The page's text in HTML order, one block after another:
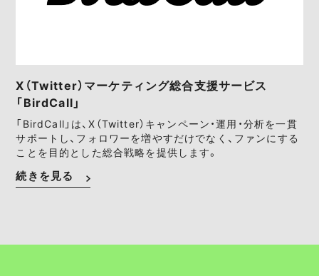
X（Twitter）マーケティング総合支援サービス
「BirdCall」
「BirdCall」は、X（Twitter）キャンペーン・運用・分析を一貫
サポートし、フォロワーを増やすだけでなく、ファンにする
ことを目的とした総合戦略を提供します。
続きを見る